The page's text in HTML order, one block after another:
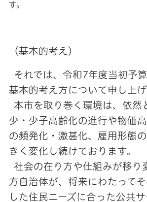
す。
（基本的考え）
それでは、令和7年度当初予
基本的考え方について申し上げ
本市を取り巻く環境は、依然
少・少子高齢化の進行や物価
の頻発化・激甚化、雇用形態
きく変化し続けております。
社会の在り方や仕組みが移り
方自治体が、将来にわたって
した住民ニーズに合った公共